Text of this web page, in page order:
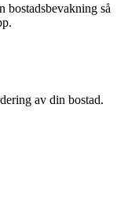
bostadsbevakning så
av din bostad.